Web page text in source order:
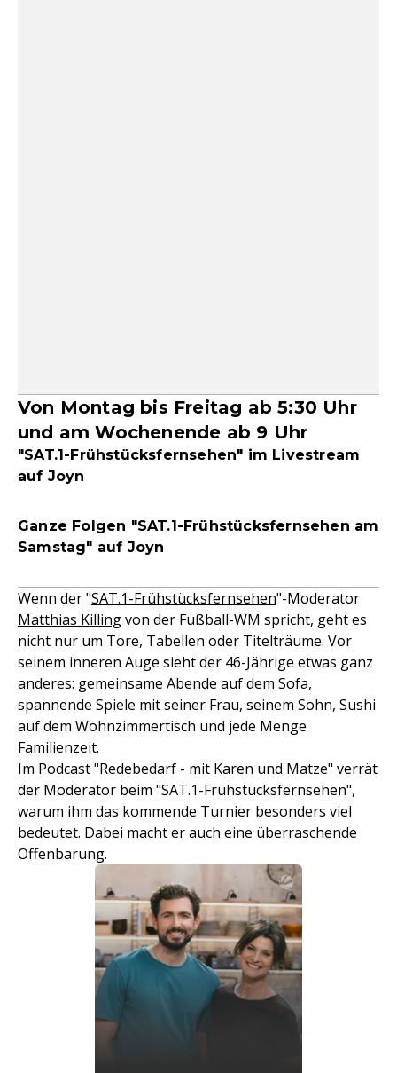
Von Montag bis Freitag ab 5:30 Uhr
und am Wochenende ab 9 Uhr
"SAT.1-Frühstücksfernsehen" im Livestream
auf Joyn
Ganze Folgen "SAT.1-Frühstücksfernsehen am
Samstag" auf Joyn
Wenn der "SAT.1-Frühstücksfernsehen"-Moderator
Matthias Killingvon der Fußball-WM spricht, geht es
nicht nur um Tore, Tabellen oder Titelträume. Vor
seinem inneren Auge sieht der 46-Jährige etwas ganz
anderes: gemeinsame Abende auf dem Sofa,
spannende Spiele mit seiner Frau, seinem Sohn, Sushi
auf dem Wohnzimmertisch und jede Menge
Familienzeit.
Im Podcast "Redebedarf - mit Karen und Matze" verrät
der Moderator beim "SAT.1-Frühstücksfernsehen",
warum ihm das kommende Turnier besonders viel
bedeutet. Dabei macht er auch eine überraschende
Offenbarung.